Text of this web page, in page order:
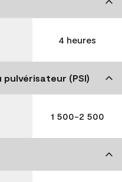
4 heures
pulvérisateur (PSI)
1 500-2 500